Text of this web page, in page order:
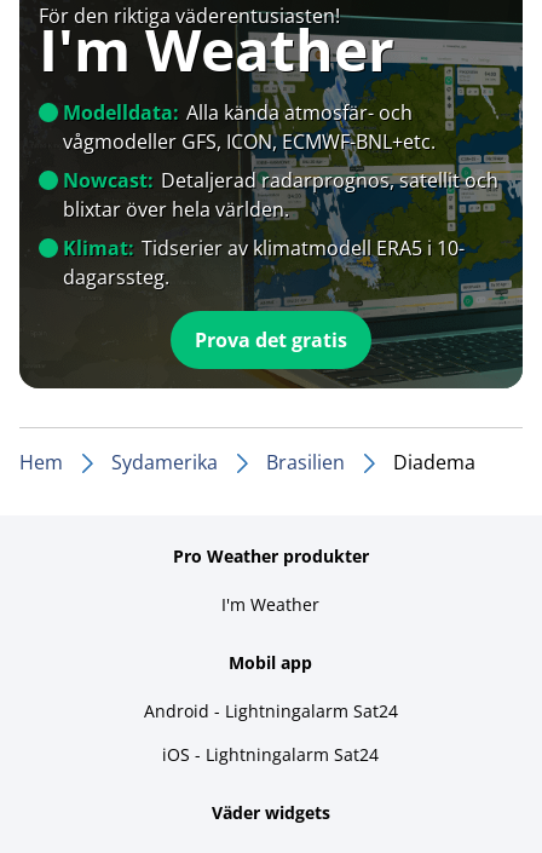
För den riktiga väderentusiasten!
I'm Weather
Modelldata: Alla kända atmosfär- och
vågmodeller GFS, ICON, ECMWF-BNL+etc.
Nowcast: Detaljerad radarprognos, satellit och
blixtar över hela världen.
Klimat: Tidserier av klimatmodell ERA5 i 10-
dagarssteg.
Prova det gratis
Hem Sydamerika Brasilien Diadema
Pro Weather produkter
I'm Weather
Mobil app
Android - Lightningalarm Sat24
iOS - Lightningalarm Sat24
Väder widgets